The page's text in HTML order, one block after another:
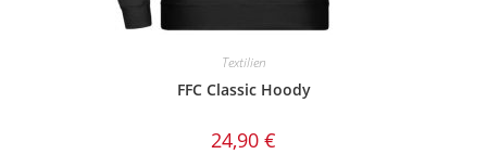
Textilien
FFC Classic Hoody
24,90 €